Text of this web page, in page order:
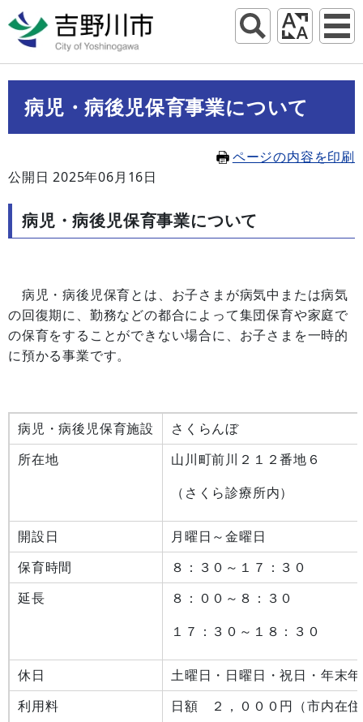
病児・病後児保育事業について
ページの内容を印刷
公開日 2025年06月16日
病児・病後児保育事業について
病児・病後児保育とは、お子さまが病気中または病気
の回復期に、勤務などの都合によって集団保育や家庭で
の保育をすることができない場合に、お子さまを一時的
に預かる事業です。
病児・病後児保育施設
さくらんぼ
所在地
山川町前川２１２番地６
（さくら診療所内）
開設日
月曜日～金曜日
保育時間
８：３０～１７：３０
延長
８：００～８：３０
１７：３０～１８：３０
休日
土曜日・日曜日・祝日・年末
利用料
日額 ２，０００円（市内在